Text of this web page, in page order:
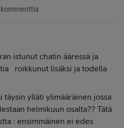
kommenttia
istunut chatin ääressä ja
roikkunut lisäksi ja todella
täysin ylläti ylimääräinen jossa
helmikuun osalta?? Tätä
: ensimmäinen ei edes